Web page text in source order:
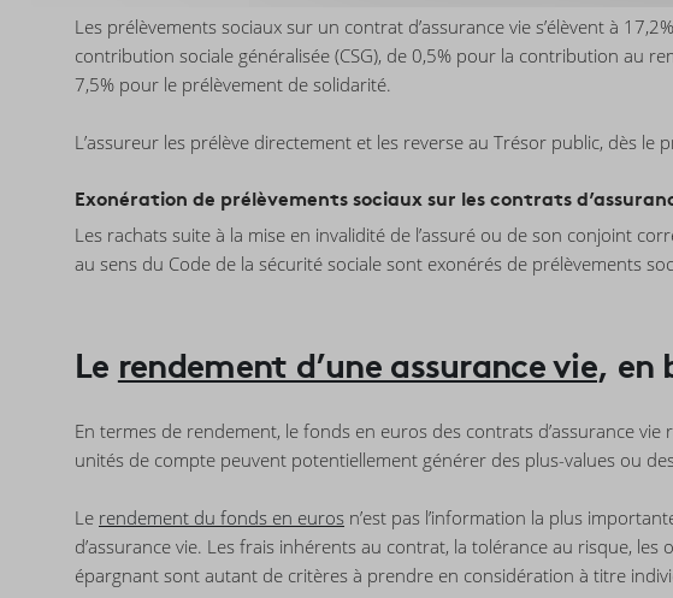
Les prélèvements sociaux sur un contrat d’assurance vie s’élèvent à
contribution sociale généralisée (CSG), de 0,5% pour la contribution au
7,5% pour le prélèvement de solidarité.
L’assureur les prélève directement et les reverse au Trésor public, dès le
Exonération de prélèvements sociaux sur les contrats
Les rachats suite à la mise en invalidité de l’assuré ou de son conjoint
au sens du Code de la sécurité sociale sont exonérés de prélèvements
Le rendement d’une assurance vie, en
En termes de rendement, le fonds en euros des contrats d’assurance
unités de compte peuvent potentiellement générer des plus-values ou
Le rendement du fonds en euros n’est pas l’information la plus
d’assurance vie. Les frais inhérents au contrat, la tolérance au risque,
épargnant sont autant de critères à prendre en considération à titre